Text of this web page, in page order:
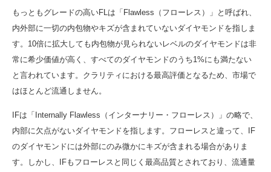
もっともグレードの高いFLは「Flawless（フローレス）」と呼ばれ、
内外部に一切の内包物やキズが含まれていないダイヤモンドを指しま
す。10倍に拡大しても内包物が見られないレベルのダイヤモンドは非
常に希少価値が高く、すべてのダイヤモンドのうち1%にも満たない
と言われています。クラリティにおける最高評価となるため、市場で
はほとんど流通しません。
IFは「Internally Flawless（インターナリー・フローレス）」の略で、
内部に欠点がないダイヤモンドを指します。フローレスと違って、IF
のダイヤモンドには外部にのみ微かにキズが含まれる場合がありま
す。しかし、IFもフローレスと同じく最高品質とされており、流通量